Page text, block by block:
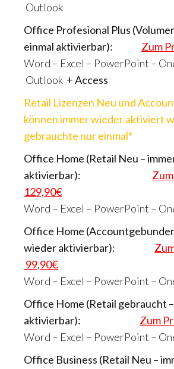
Outlook
Office Profesional Plus
einmal aktivierbar): Zum
Word – Excel – PowerPoint –
Outlook + Access
Retail Lizenzen Neu und
können immer wieder aktiviert
gebrauchte nur einmal*
Office Home (Retail Neu –
aktivierbar):
129,90€
Word – Excel – PowerPoint –
Office Home
wieder aktivierbar):
99,90€
Word – Excel – PowerPoint –
Office Home (Retail gebraucht
aktivierbar): Zum
Word – Excel – PowerPoint –
Office Business (Retail Neu –